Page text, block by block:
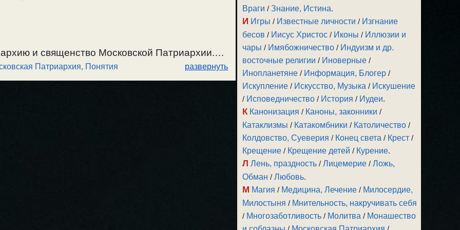
и священство Московской Патриархии.
Ткачевым, и как он
выдает за
Иерархия и священство МП дискредитируют
Патриархия, Понятия развернуть
Враги /Знание, Истина.
И Игры / Известные личности / Изгнание
бесов / Иисус Христос / Иконы / Иллюзии и
чары / Имябожничество / Индуизм и др.
восточные религии / Иноверные /
Инопланетяне / Информация, Блогер /
Искупление / Искусство, Музыка / Искушение
/ Исповедничество / История / Иудеи.
К Канонизация / Каноны, законники /
Катаклизмы / Катакомбники / Католичество /
Колдовство, Суеверия / Конец света / Крест /
Крещение / Крещение детей / Курение.
Л Лень, праздность /Лицемерие /Ложь,
Обман /Любовь.
М Магия / Медицина, Лечение / Милосердие,
Милостыня / Мнительность, накручивать себя
/ Многозаботливость / Молитва / Монашество